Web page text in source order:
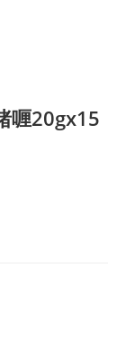
喱20gx15